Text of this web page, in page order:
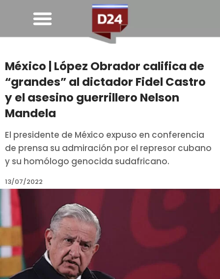
México | López Obrador califica de
“grandes” al dictador Fidel Castro
y el asesino guerrillero Nelson
Mandela
El presidente de México expuso en conferencia
de prensa su admiración por el represor cubano
y su homólogo genocida sudafricano.
13/07/2022